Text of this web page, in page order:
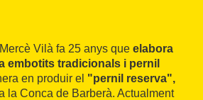
Vilà fa 25 anys que elabora
embotits tradicionals i pernil
en produir el "pernil reserva",
la Conca de Barberà. Actualment